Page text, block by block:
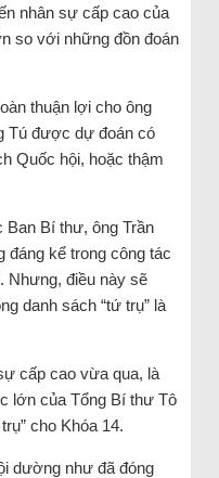
nhân sự cấp cao của
so với những đồn đoán
thuận lợi cho ông
Tú được dự đoán có
Quốc hội, hoặc thậm
Bí thư, ông Trần
kể trong công tác
Nhưng, điều này sẽ
danh sách “tứ trụ” là
cấp cao vừa qua, là
lớn của Tổng Bí thư Tô
cho Khóa 14.
dường như đã đóng